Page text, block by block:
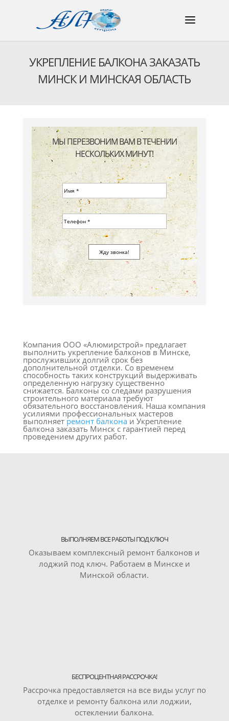
УКРЕПЛЕНИЕ БАЛКОНА ЗАКАЗАТЬ
МИНСК И МИНСКАЯ ОБЛАСТЬ
МЫ ПЕРЕЗВОНИМ ВАМ В ТЕЧЕНИИ
НЕСКОЛЬКИХ МИНУТ!
Компания ООО «Алюмирстрой» предлагает
выполнить укрепление балконов в Минске,
прослуживших долгий срок без
дополнительной отделки. Со временем
способность таких конструкций выдерживать
определенную нагрузку существенно
снижается. Балконы со следами разрушения
строительного материала требуют
обязательного восстановления. Наша компания
усилиями профессиональных мастеров
выполняет ремонт балконаи Укрепление
балкона заказать Минск с гарантией перед
проведением других работ.
ВЫПОЛНЯЕМ ВСЕ РАБОТЫ ПОД КЛЮЧ
Оказываем комплексный ремонт балконов и
лоджий под ключ. Работаем в Минске и
Минской области.
БЕСПРОЦЕНТНАЯ РАССРОЧКА!
Рассрочка предоставляется на все виды услуг по
отделке и ремонту балкона или лоджии,
остеклении балкона.